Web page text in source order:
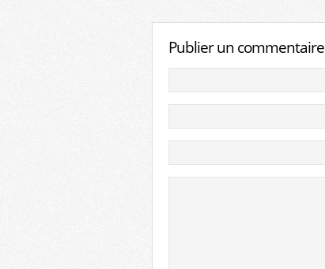
Publier un commentaire